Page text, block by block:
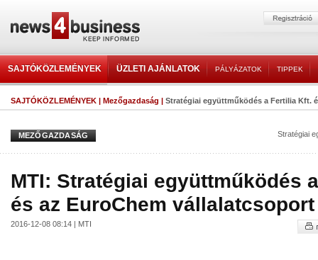
SAJTÓKÖZLEMÉNYEK ÜZLETI AJÁNLATOK PÁLYÁZATOK TIPPEK
SAJTÓKÖZLEMÉNYEK | Mezőgazdaság | Stratégiai együttműködés a Fertilia Kft.
MEZŐGAZDASÁG Stratégiai
MTI: Stratégiai együttműködés
és az EuroChem
2016-12-08 08:14 | MTI